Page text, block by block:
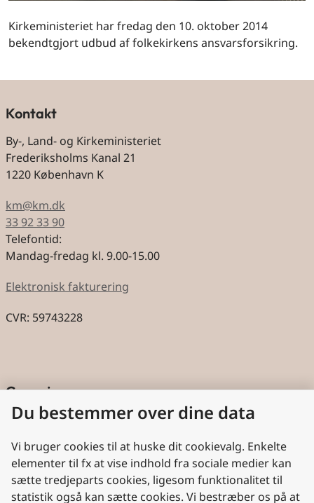
Kirkeministeriet har fredag den 10. oktober 2014
bekendtgjort udbud af folkekirkens ansvarsforsikring.
Kontakt
By-, Land- og Kirkeministeriet
Frederiksholms Kanal 21
1220 København K
km@km.dk
33 92 33 90
Telefontid:
Mandag-fredag kl. 9.00-15.00
Elektronisk fakturering
CVR: 59743228
Genveje
Cookies
Aktindsigt
Persondatabeskyttelse
Du bestemmer over dine data
Vi bruger cookies til at huske dit cookievalg. Enkelte
elementer til fx at vise indhold fra sociale medier kan
sætte tredjeparts cookies, ligesom funktionalitet til
statistik også kan sætte cookies. Vi bestræber os på at